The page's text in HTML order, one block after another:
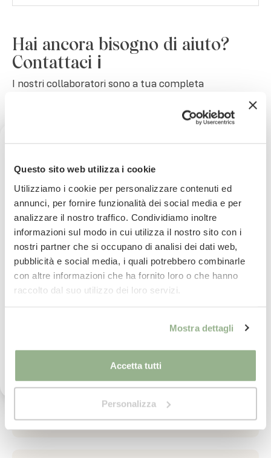
Questo sito web utilizza i cookie
Utilizziamo i cookie per personalizzare contenuti ed
annunci, per fornire funzionalità dei social media e per
analizzare il nostro traffico. Condividiamo inoltre
informazioni sul modo in cui utilizza il nostro sito con i
nostri partner che si occupano di analisi dei dati web,
pubblicità e social media, i quali potrebbero combinarle
con altre informazioni che ha fornito loro o che hanno
raccolto dal suo utilizzo dei loro servizi.
Mostra dettagli
Accetta tutti
Personalizza
Hai ancora bisogno di aiuto?
Contattaci ℹ️
I nostri collaboratori sono a tua completa
Live Chat 💬
Parla con Pietro o il suo team. Ti aiuteranno a
risolvere il tuo problema.
Lun-Ven 8:00 - 18:00
Sab 8:00 - 14:00
Assistenza Telefonica 📞
Lun-Ven 9:00 - 13:00 & 14:00 - 18:00
Ricevi uno sconto del 10% sul
tuo prossimo ordine
Iscriviti subito alla nostra newsletter
La tua email
Iscrivimi
vostra Privacy Policy ed acconsento al
comunicazioni tramite newsletter.